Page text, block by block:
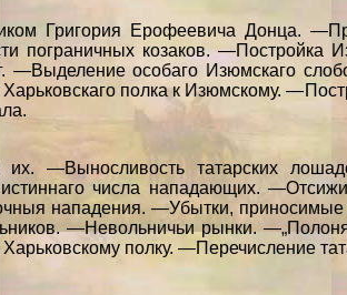
Григория Ерофеевича Донца.
пограничных козаков.
—Выделение особаго Изюмскаго
Харьковскаго полка к Изюмскому.
их. —Выносливость татарских
числа нападающих.
нападения. —Убытки,
—Невольничьи рынки.
полку. —Перечисление